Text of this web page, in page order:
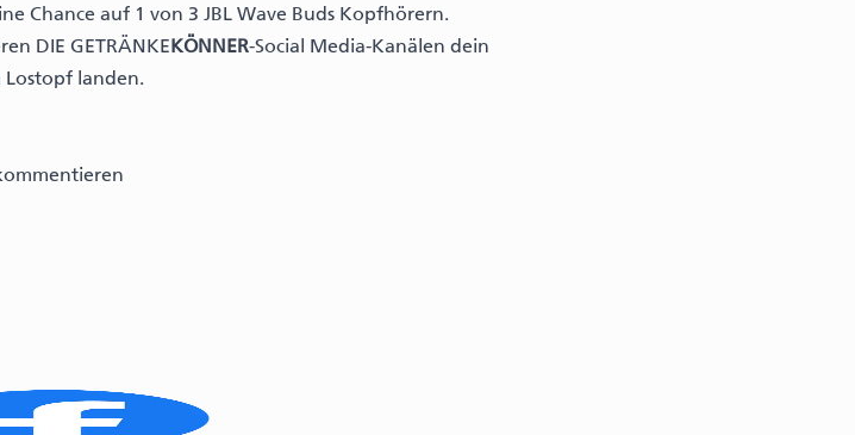
Chance auf 1 von 3 JBL Wave Buds Kopfhörern.
DIE GETRÄNKEKÖNNER-Social Media-Kanälen dein
Lostopf landen.